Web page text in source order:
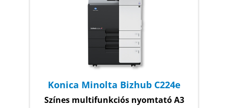
Konica Minolta Bizhub C224e
Színes multifunkciós nyomtató A3